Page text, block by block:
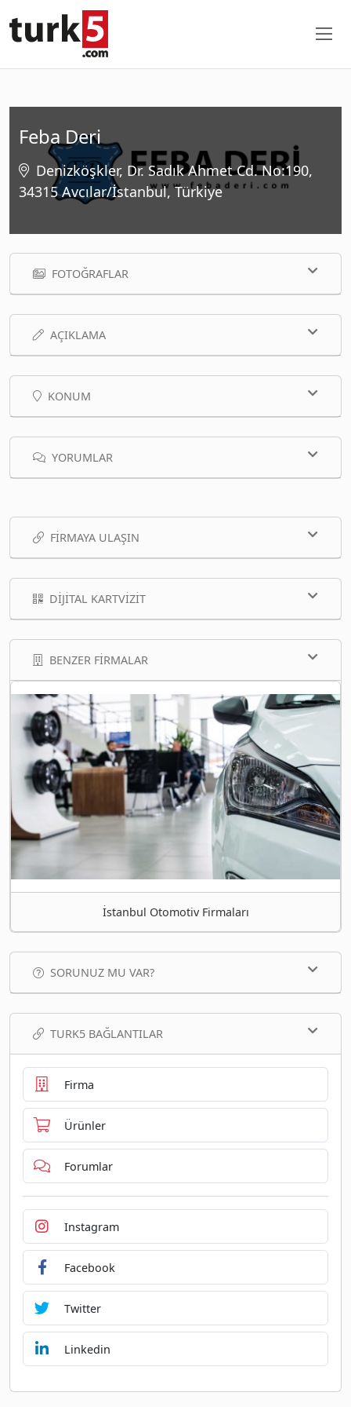
Feba Deri
Denizköşkler, Dr. Sadık Ahmet Cd. No:190,
34315 Avcılar/İstanbul, Türkiye
FOTOĞRAFLAR
AÇIKLAMA
KONUM
YORUMLAR
FIRMAYA ULAŞIN
DIJITAL KARTVIZIT
BENZER FIRMALAR
İstanbul Otomotiv Firmaları
SORUNUZ MU VAR?
TURK5 BAĞLANTILAR
Firma
Ürünler
Forumlar
Instagram
Facebook
Twitter
Linkedin